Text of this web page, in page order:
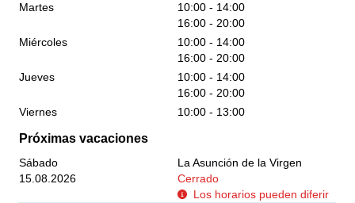
Martes
10:00 - 14:00
16:00 - 20:00
Miércoles
10:00 - 14:00
16:00 - 20:00
Jueves
10:00 - 14:00
16:00 - 20:00
Viernes
10:00 - 13:00
Próximas vacaciones
Sábado
La Asunción de la Virgen
15.08.2026
Cerrado
Los horarios pueden diferir